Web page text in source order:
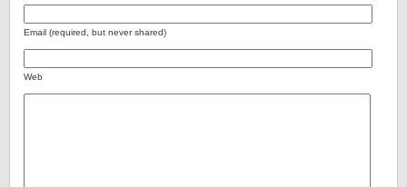
Email (required, but never shared)
Web